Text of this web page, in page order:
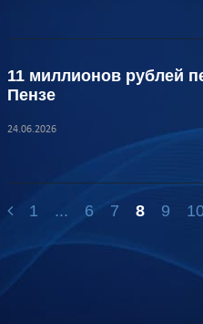
11 миллионов рублей
Пензе
24.06.2026
1 ... 6 7 8 9